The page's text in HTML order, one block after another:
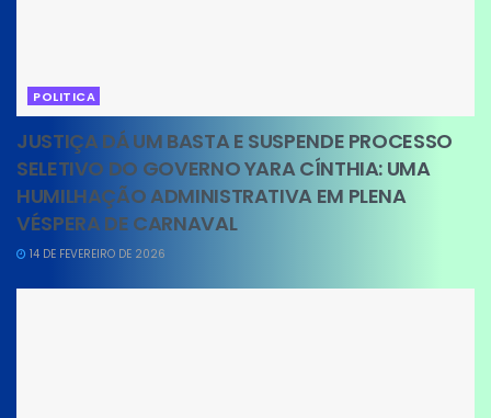
POLITICA
JUSTIÇA DÁ UM BASTA E SUSPENDE PROCESSO
SELETIVO DO GOVERNO YARA CÍNTHIA: UMA
HUMILHAÇÃO ADMINISTRATIVA EM PLENA
VÉSPERA DE CARNAVAL
14 DE FEVEREIRO DE 2026